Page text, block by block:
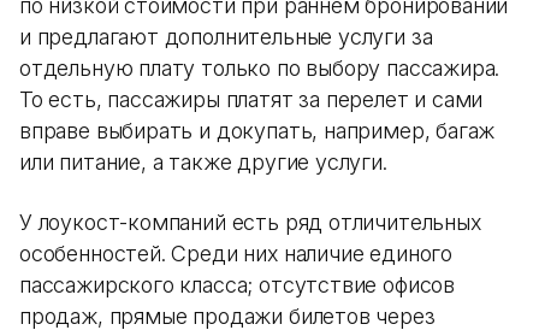
и предлагают дополнительные услуги за
отдельную плату только по выбору пассажира.
То есть, пассажиры платят за перелет и сами
вправе выбирать и докупать, например, багаж
или питание, а также другие услуги.
У лоукост-компаний есть ряд отличительных
особенностей. Среди них наличие единого
пассажирского класса; отсутствие офисов
продаж, прямые продажи билетов через